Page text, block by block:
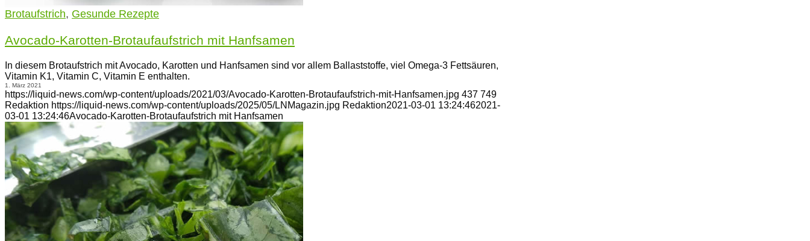
Brotaufstrich, Gesunde Rezepte
Avocado-Karotten-Brotaufaufstrich mit Hanfsamen
In diesem Brotaufstrich mit Avocado, Karotten und Hanfsamen sind vor allem Ballaststoffe, viel Omega-3 Fettsäuren,
Vitamin K1, Vitamin C, Vitamin E enthalten.
1. März 2021
https://liquid-news.com/wp-content/uploads/2021/03/Avocado-Karotten-Brotaufaufstrich-mit-Hanfsamen.jpg 437 749
Redaktion https://liquid-news.com/wp-content/uploads/2025/05/LNMagazin.jpg Redaktion2021-03-01 13:24:462021-
03-01 13:24:46Avocado-Karotten-Brotaufaufstrich mit Hanfsamen